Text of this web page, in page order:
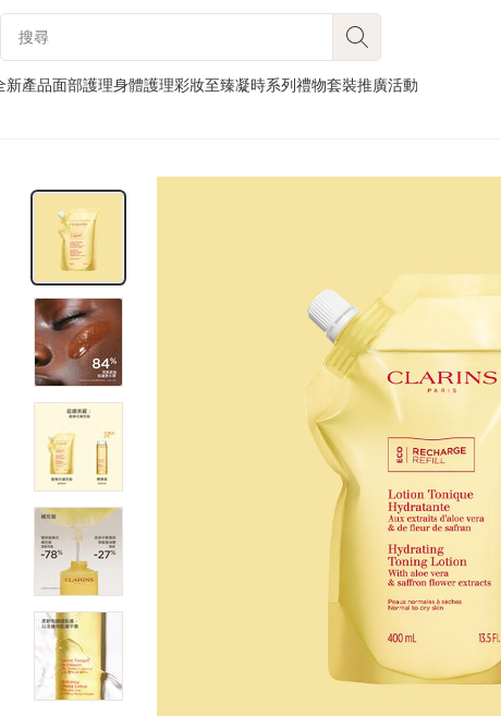
前往頁尾
搜尋內容說明
新產品面部護理身體護理彩妝至臻凝時系列禮物套裝推廣活動